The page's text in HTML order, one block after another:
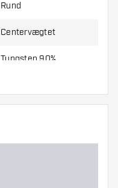
Rund
Centervægtet
Tungsten 90%